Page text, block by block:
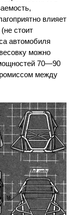
влияет
стоит
автомобиля
можно
70—90
между